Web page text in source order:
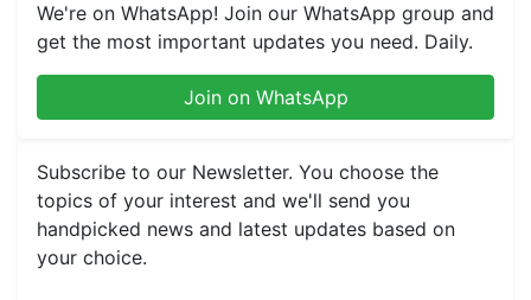
We're on WhatsApp! Join our WhatsApp group and
get the most important updates you need. Daily.
Join on WhatsApp
Subscribe to our Newsletter. You choose the
topics of your interest and we'll send you
handpicked news and latest updates based on
your choice.